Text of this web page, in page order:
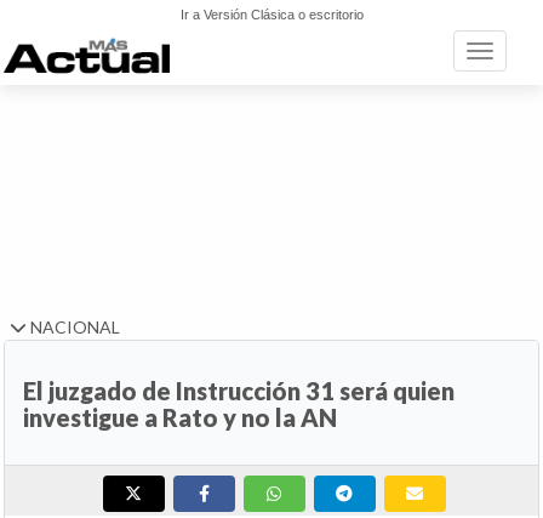
Ir a Versión Clásica o escritorio
Toggle
NACIONAL
El juzgado de Instrucción 31 será quien
investigue a Rato y no la AN